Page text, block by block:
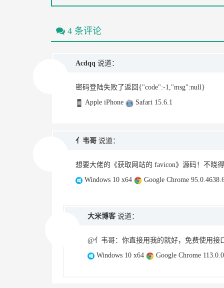
4 条评论
Acdqq 说道：
密码登陆失败了返回{"code":-1,"msg":null}
Apple iPhone
Safari 15.6.1
亻韦哥 说道：
想要大佬的《获取网站的 favicon》源码！不晓
Windows 10 x64
Google Chrome
大米博客 说道：
@亻韦哥：你直接用我的就好，免费使用接
Windows 10 x64
Google Chrome